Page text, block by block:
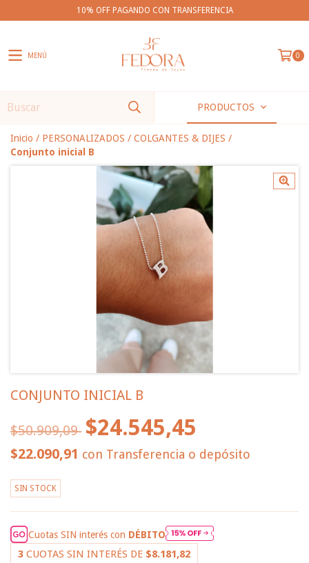
10% OFF PAGANDO CON TRANSFERENCIA
MENÚ 0
PRODUCTOS
Inicio / PERSONALIZADOS / COLGANTES & DIJES /
Conjunto inicial B
CONJUNTO INICIAL B
$50.909,09 $24.545,45
$22.090,91 con Transferencia o depósito
SIN STOCK
Cuotas SIN interés con DÉBITO
3 CUOTAS SIN INTERÉS DE $8.181,82